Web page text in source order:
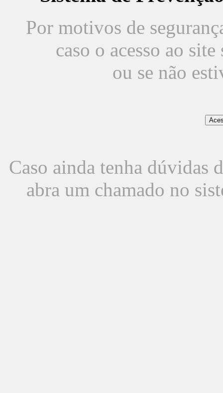
Por motivos de
caso o acesso ao
ou se não
Caso ainda tenha dúvidas
abra um chamado no